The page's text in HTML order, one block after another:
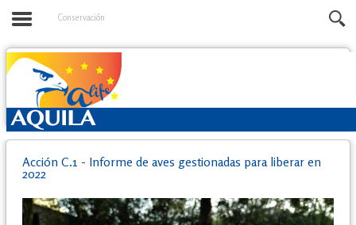
Conservación
Acción C.1 - Informe de aves gestionadas para liberar en
2022